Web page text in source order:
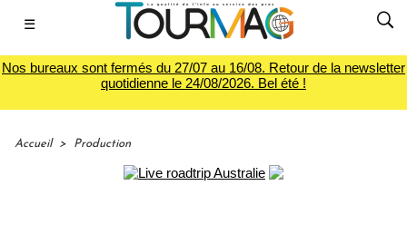
☰
Nos bureaux sont fermés du 27/07 au 16/08. Retour de la newsletter
quotidienne le 24/08/2026. Bel été !
Accueil > Production